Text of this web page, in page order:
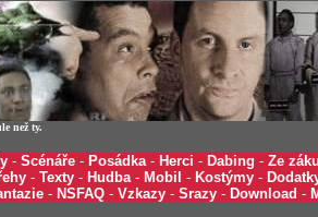
než ty.
- Scénáře - Posádka- Herci - Dabing - Ze
- Texty - Hudba- Mobil - Kostýmy -
- NSFAQ - Vzkazy - Srazy - Download -